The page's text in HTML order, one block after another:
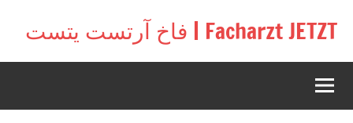
InhaltFacharzt JETZT | فاخ آرتست يتست
Free
interactive
community
for